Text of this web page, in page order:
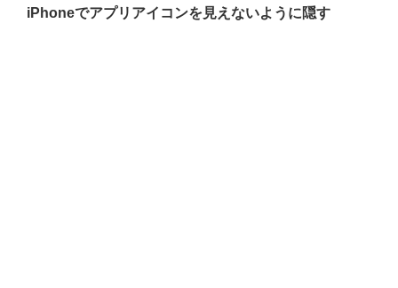
iPhoneでアプリアイコンを見えないように隠す